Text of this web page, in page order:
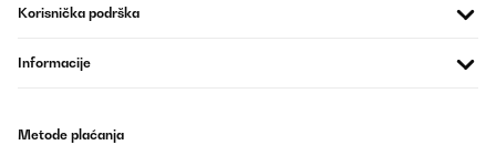
Amazon-Benutzer
Korisnička podrška
Informacije
Metode plaćanja